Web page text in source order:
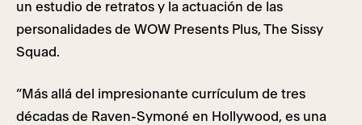
un estudio de retratos y la actuación de las
personalidades de WOW Presents Plus, The Sissy
Squad.
“Más allá del impresionante currículum de tres
décadas de Raven-Symoné en Hollywood, es una